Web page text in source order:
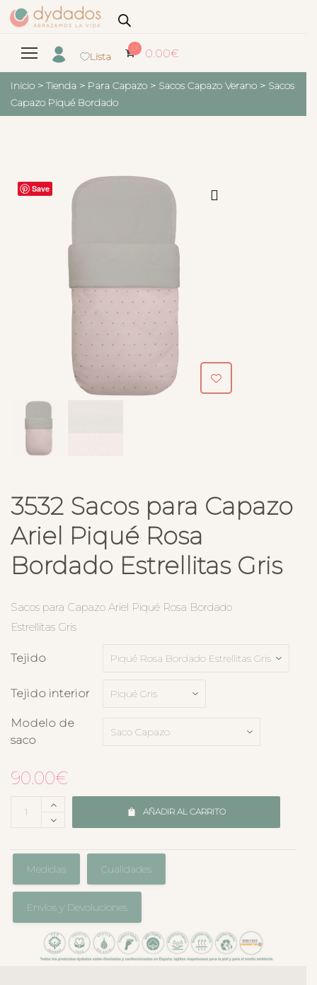
Lista
0 0.00€
Inicio > Tienda > Para Capazo > Sacos Capazo Verano > Sacos
Capazo Piqué Bordado
Save
3532 Sacos para Capazo
Ariel Piqué Rosa
Bordado Estrellitas Gris
Sacos para Capazo Ariel Piqué Rosa Bordado
Estrellitas Gris
Tejido
Tejido interior
Modelo de
saco
90.00€
AÑADIR AL CARRITO
Medidas Cualidades
Envíos y Devoluciones